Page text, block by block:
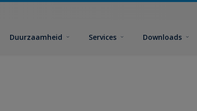
Duurzaamheid Services Downloads